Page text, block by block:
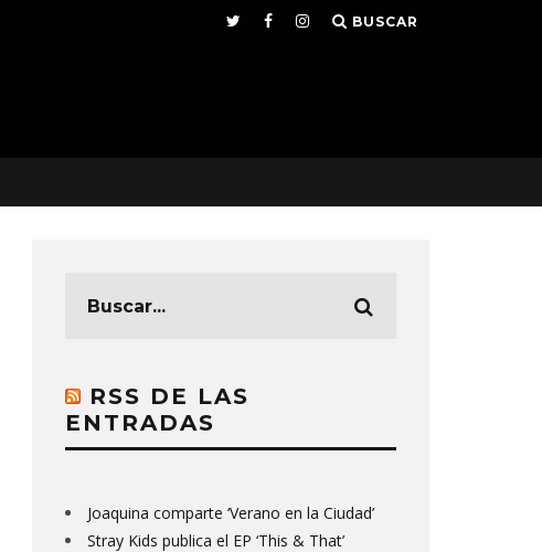
BUSCAR
RSS DE LAS
ENTRADAS
Joaquina comparte ‘Verano en la Ciudad’
Stray Kids publica el EP ‘This & That’